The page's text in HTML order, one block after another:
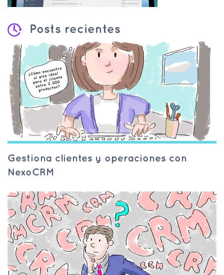
Posts recientes
Gestiona clientes y operaciones con
NexoCRM